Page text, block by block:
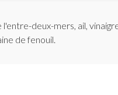
deux-mers, ail,
de fenouil.